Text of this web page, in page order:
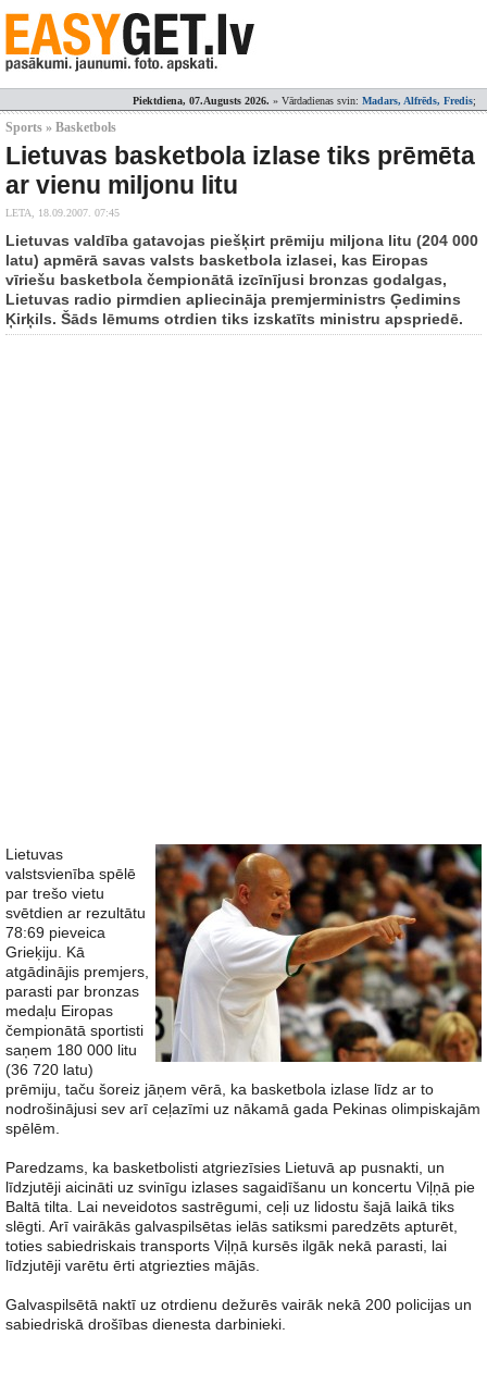
Piektdiena, 07.Augusts 2026. » Vārdadienas svin: Madars, Alfrēds, Fredis;
Sports » Basketbols
Lietuvas basketbola izlase tiks prēmēta
ar vienu miljonu litu
LETA, 18.09.2007. 07:45
Lietuvas valdība gatavojas piešķirt prēmiju miljona litu (204 000
latu) apmērā savas valsts basketbola izlasei, kas Eiropas
vīriešu basketbola čempionātā izcīnījusi bronzas godalgas,
Lietuvas radio pirmdien apliecināja premjerministrs Ģedimins
Ķirķils. Šāds lēmums otrdien tiks izskatīts ministru apspriedē.
Lietuvas
valstsvienība spēlē
par trešo vietu
svētdien ar rezultātu
78:69 pieveica
Grieķiju. Kā
atgādinājis premjers,
parasti par bronzas
medaļu Eiropas
čempionātā sportisti
saņem 180 000 litu
(36 720 latu)
prēmiju, taču šoreiz jāņem vērā, ka basketbola izlase līdz ar to
nodrošinājusi sev arī ceļazīmi uz nākamā gada Pekinas olimpiskajām
spēlēm.
Paredzams, ka basketbolisti atgriezīsies Lietuvā ap pusnakti, un
līdzjutēji aicināti uz svinīgu izlases sagaidīšanu un koncertu Viļņā pie
Baltā tilta. Lai neveidotos sastrēgumi, ceļi uz lidostu šajā laikā tiks
slēgti. Arī vairākās galvaspilsētas ielās satiksmi paredzēts apturēt,
toties sabiedriskais transports Viļņā kursēs ilgāk nekā parasti, lai
līdzjutēji varētu ērti atgriezties mājās.
Galvaspilsētā naktī uz otrdienu dežurēs vairāk nekā 200 policijas un
sabiedriskā drošības dienesta darbinieki.